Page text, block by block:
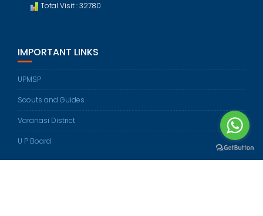
Total Visit : 32780
IMPORTANT LINKS
UPMSP
Scouts and Guides
Varanasi District
U P Board